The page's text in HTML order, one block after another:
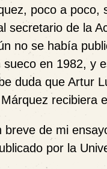
poco a poco,
secretario de la
no se había p
sueco en 1982, y
duda que Artur
recibiera
de mi
por la